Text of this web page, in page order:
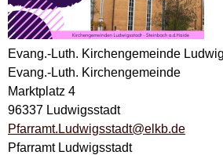
Evang.-Luth. Kirchengemeinde
Evang.-Luth. Kirchengemeinde
Marktplatz 4
96337 Ludwigsstadt
Pfarramt.Ludwigsstadt@elkb.de
Pfarramt Ludwigsstadt